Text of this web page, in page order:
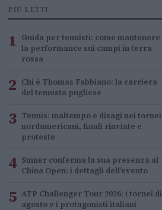
PIÙ LETTI
1 Guida per tennisti: come mantenere
la performance sui campi in terra
rossa
2 Chi è Thomas Fabbiano: la carriera
del tennista pugliese
3 Tennis: maltempo e disagi nei tornei
nordamericani, finali rinviate e
proteste
4 Sinner conferma la sua presenza al
China Open: i dettagli dell’evento
5 ATP Challenger Tour 2026: i tornei di
agosto e i protagonisti italiani